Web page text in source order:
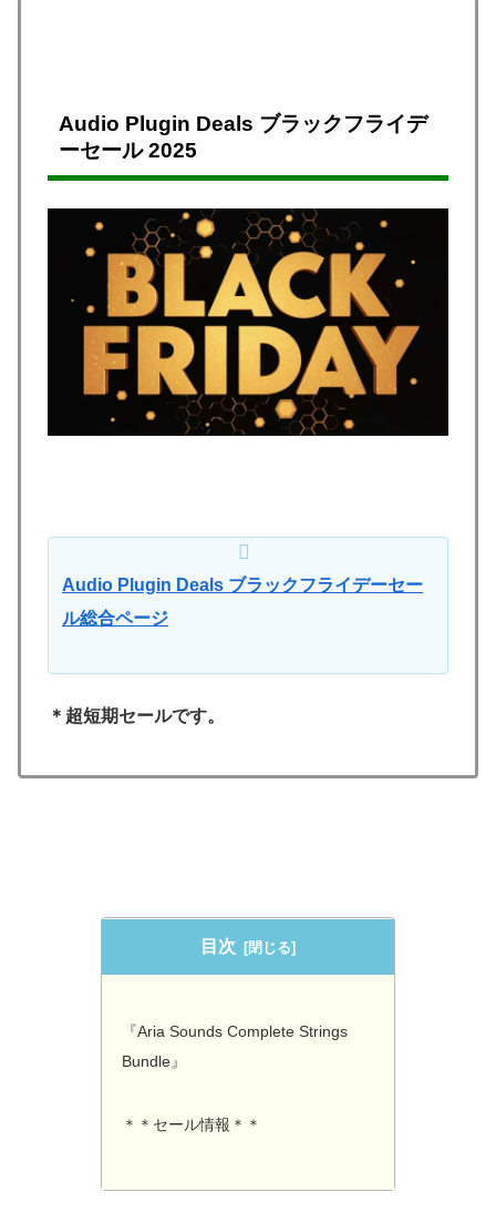
Audio Plugin Deals ブラックフライデ
ーセール 2025
Audio Plugin Deals ブラックフライデーセー
ル総合ページ
＊超短期セールです。
目次
『Aria Sounds Complete Strings
Bundle』
＊＊セール情報＊＊